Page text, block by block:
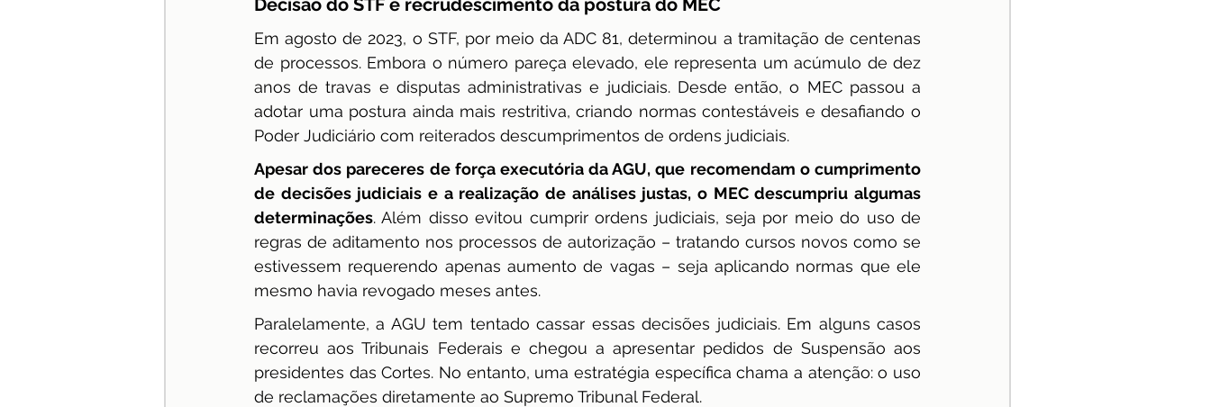
Decisão do STF e recrudescimento da postura do MEC
Em agosto de 2023, o STF, por meio da ADC 81, determinou a tramitação de centenas
de processos. Embora o número pareça elevado, ele representa um acúmulo de dez
anos de travas e disputas administrativas e judiciais. Desde então, o MEC passou a
adotar uma postura ainda mais restritiva, criando normas contestáveis e desafiando o
Poder Judiciário com reiterados descumprimentos de ordens judiciais.
Apesar dos pareceres de força executória da AGU, que recomendam o cumprimento
de decisões judiciais e a realização de análises justas, o MEC descumpriu algumas
determinações. Além disso evitou cumprir ordens judiciais, seja por meio do uso de
regras de aditamento nos processos de autorização – tratando cursos novos como se
estivessem requerendo apenas aumento de vagas – seja aplicando normas que ele
mesmo havia revogado meses antes.
Paralelamente, a AGU tem tentado cassar essas decisões judiciais. Em alguns casos
recorreu aos Tribunais Federais e chegou a apresentar pedidos de Suspensão aos
presidentes das Cortes. No entanto, uma estratégia específica chama a atenção: o uso
de reclamações diretamente ao Supremo Tribunal Federal.